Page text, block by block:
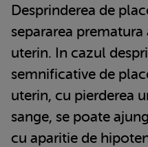
Desprinderea de
separarea
uterin. In cazul
semnificative de
uterin, cu pierderea
sange, se poate
cu aparitie de